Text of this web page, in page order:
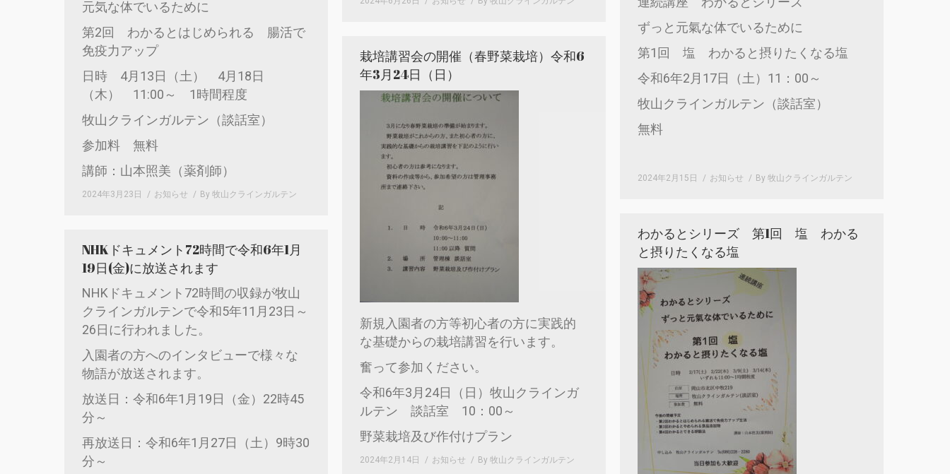
元気な体でいるために
第2回 わかるとはじめられる 腸活で
免疫力アップ
日時 4月13日（土） 4月18日
（木） 11:00～ 1時間程度
牧山クラインガルテン（談話室）
参加料 無料
講師：山本照美（薬剤師）
2024年3月23日 お知らせ By 牧山クラインガルテン
ずっと元氣な体でいるために
第1回 塩 わかると摂りたくなる塩
令和6年2月17日（土）11：00～
牧山クラインガルテン（談話室）
無料
2024年2月15日 お知らせ By 牧山クラインガルテン
栽培講習会の開催（春野菜栽培）令和6
年3月24日（日）
新規入園者の方等初心者の方に実践的
な基礎からの栽培講習を行います。
奮って参加ください。
令和6年3月24日（日）牧山クラインガ
ルテン 談話室 10：00～
野菜栽培及び作付けプラン
2024年2月14日 お知らせ By 牧山クラインガルテン
わかるとシリーズ 第1回 塩 わかる
と摂りたくなる塩
NHKドキュメント72時間で令和6年1月
19日(金)に放送されます
NHKドキュメント72時間の収録が牧山
クラインガルテンで令和5年11月23日～
26日に行われました。
入園者の方へのインタビューで様々な
物語が放送されます。
放送日：令和6年1月19日（金）22時45
分～
再放送日：令和6年1月27日（土）9時30
分～